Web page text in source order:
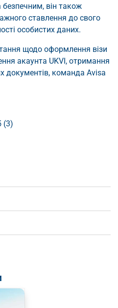
безпечним, він також
ставлення до свого
особистих даних.
щодо оформлення візи
акаунта UKVI, отримання
документів, команда Avisa
(3)